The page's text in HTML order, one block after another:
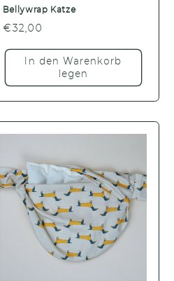
Bellywrap Katze
Normaler
Preis
€32,00
In den Warenkorb
legen